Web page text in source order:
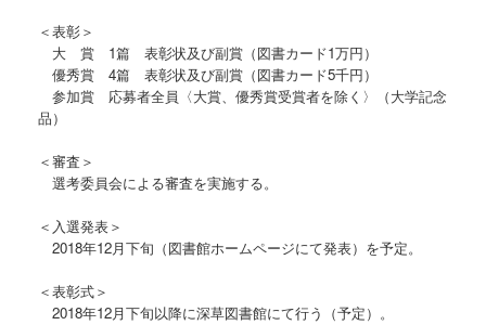
＜表彰＞
大 賞 1篇 表彰状及び副賞（図書カード1万円）
優秀賞 4篇 表彰状及び副賞（図書カード5千円）
参加賞 応募者全員〈大賞、優秀賞受賞者を除く〉（大学記念
品）
＜審査＞
選考委員会による審査を実施する。
＜入選発表＞
2018年12月下旬（図書館ホームページにて発表）を予定。
＜表彰式＞
2018年12月下旬以降に深草図書館にて行う（予定）。